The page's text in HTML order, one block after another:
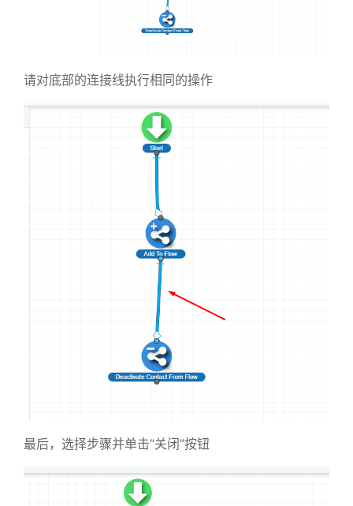
请对底部的连接线执行相同的操作
最后，选择步骤并单击“关闭”按钮